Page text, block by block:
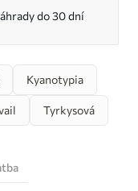
do 30 dní
Kyanotypia
Tyrkysová